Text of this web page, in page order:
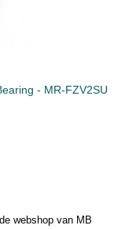
- MR-FZV2SU
webshop van MB